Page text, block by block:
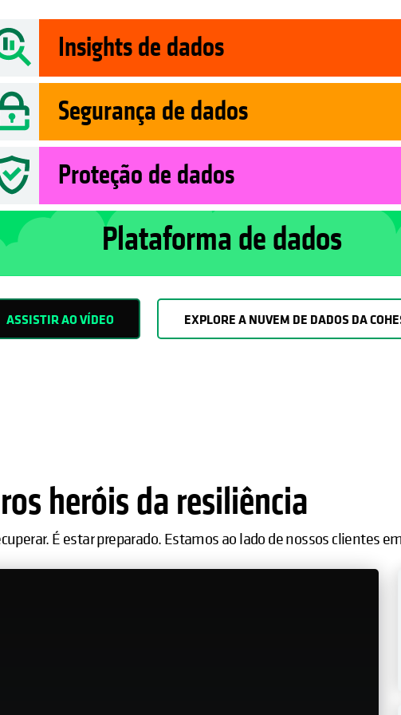
Insights de dados
Segurança de dados
Proteção de dados
Plataforma de dados
ASSISTIR AO VÍDEO EXPLORE A NUVEM DE DADOS DA
heróis da resiliência
É estar preparado. Estamos ao lado de nossos clientes